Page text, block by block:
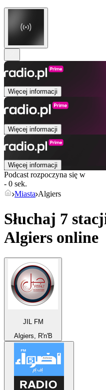
Więcej informacji
Więcej informacji
Więcej informacji
Podcast rozpoczyna się w
- 0 sek.
Miasta Algiers
Słuchaj 7
Algiers online
JIL FM
Algiers, R'n'B